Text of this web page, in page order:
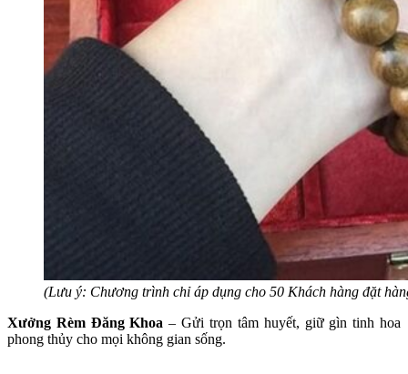
(Lưu ý: Chương trình chỉ áp dụng cho 50 Khách hàng đặt
Xưởng Rèm Đăng Khoa – Gửi trọn tâm huyết, giữ gìn tinh hoa
phong thủy cho mọi không gian sống.